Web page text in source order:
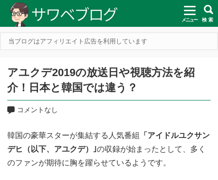
メニュー 検 索
当ブログはアフィリエイト広告を利用しています
アユクデ2019の放送日や視聴方法を紹
介！日本と韓国では違う？
コメントなし
韓国の豪華スターが集結する人気番組
「アイドルユクサン
デヒ（以下、アユクデ）｣の収録が始まったとして、多く
のファンが期待に胸を躍らせているようです。